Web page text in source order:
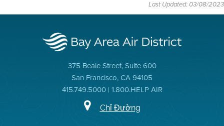
Last Updated: 03/08/2023
375 Beale Street, Suite 600
San Francisco, CA 94105
415.749.5000 | 1.800.HELP AIR
Chỉ Đường